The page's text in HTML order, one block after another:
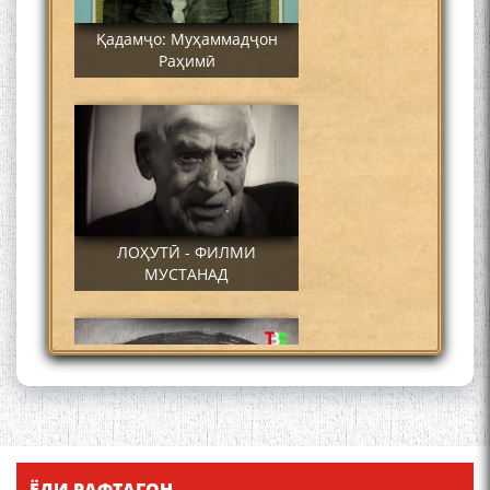
Қадамҷо: Муҳаммадҷон
Раҳимӣ
ЛОҲУТӢ - ФИЛМИ
МУСТАНАД
Қадамҷо - Лоҳутӣ